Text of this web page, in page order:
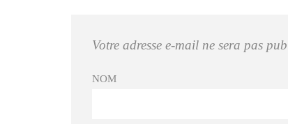
Votre adresse e-mail ne sera pas
NOM